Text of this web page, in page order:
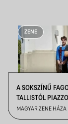
ZENE
A SOKSZÍNŰ
TALLISTÓL
MAGYAR ZENE HÁZA